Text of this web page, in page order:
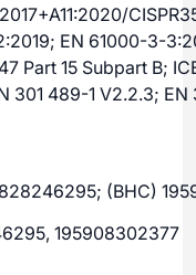
EN 61000-3-
Part 15 Subpart B;
301 489-1 V2.2.3; EN
(BHC)
195908302377